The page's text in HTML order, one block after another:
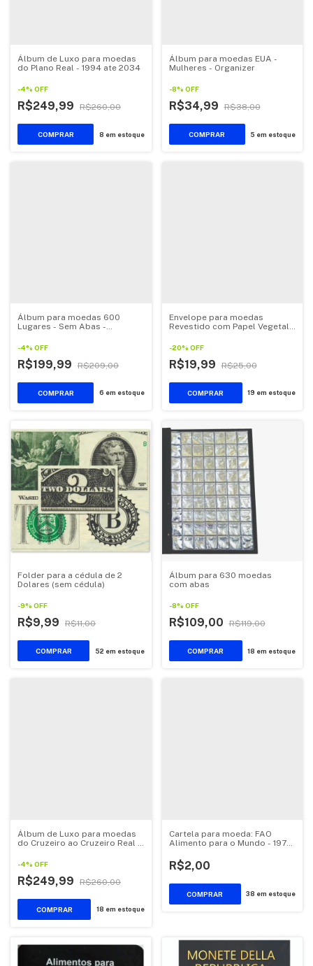
Álbum de Luxo para moedas
do Plano Real - 1994 ate 2034
-4% OFF
R$249,99 R$260,00
8 em estoque
Álbum para moedas EUA -
Mulheres - Organizer
-8% OFF
R$34,99 R$38,00
5 em estoque
Álbum para moedas 600
Lugares - Sem Abas -
-4% OFF
R$199,99 R$209,00
6 em estoque
Envelope para moedas
Revestido com Papel Vegetal -
-20% OFF
R$19,99 R$25,00
19 em estoque
Folder para a cédula de 2
Dolares (sem cédula)
-9% OFF
R$9,99 R$11,00
52 em estoque
Álbum para 630 moedas
com abas
-8% OFF
R$109,00 R$119,00
18 em estoque
Álbum de Luxo para moedas
do Cruzeiro ao Cruzeiro Real -
-4% OFF
R$249,99 R$260,00
18 em estoque
Cartela para moeda: FAO
Alimento para o Mundo - 1975
R$2,00
38 em estoque